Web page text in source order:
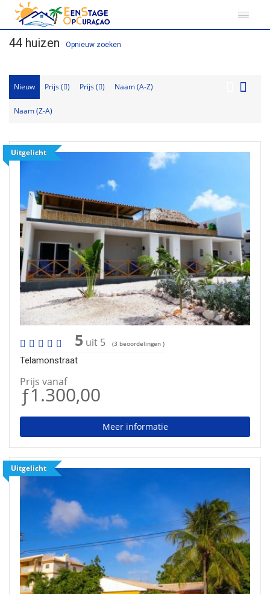
Home
44 huizen Opnieuw zoeken
Nieuw Prijs ( ) Prijs ( ) Naam (A-Z)
Naam (Z-A)
Uitgelicht
42
5 uit 5 (3 beoordelingen )
Telamonstraat
Prijs vanaf
ƒ1.300,00
Meer informatie
Uitgelicht